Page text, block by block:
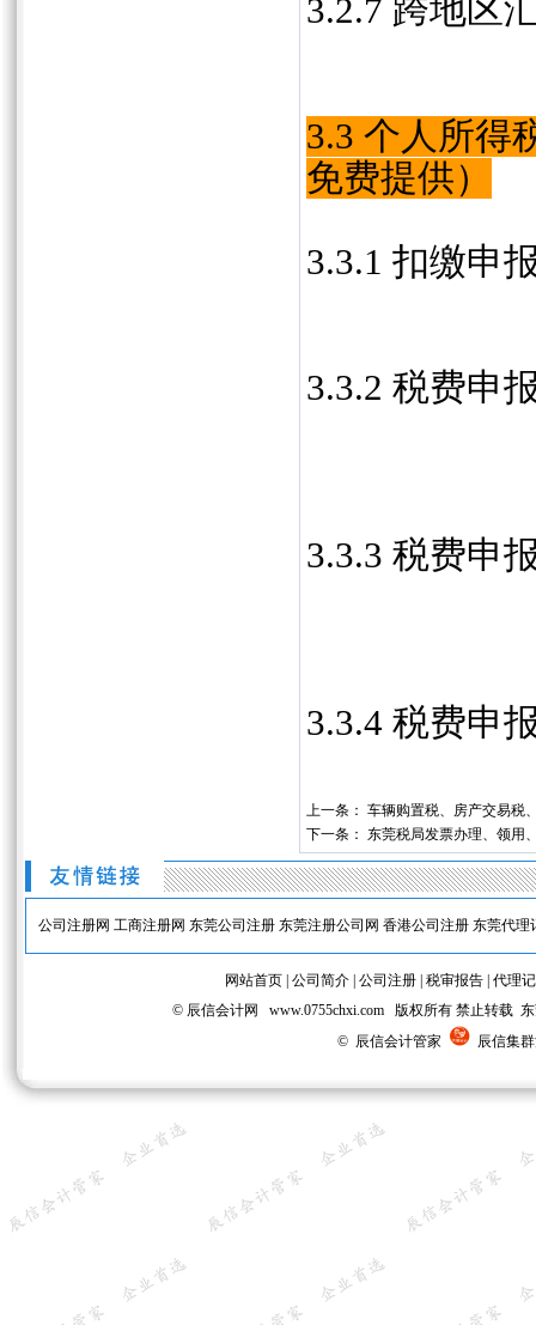
3.2.7 跨地区
3.3 个人所得
免费提供）
3.3.1 扣缴申
3.3.2 税费申
3.3.3 税费申
3.3.4 税费申
上一条： 车辆购置税、房产交易税
下一条： 东莞税局发票办理、领用
公司注册网 工商注册网 东莞公司注册 东莞注册公司网 香港公司注册 东莞代理
网站首页 公司简介 公司注册 税审报告 代理
© 辰信会计网 www.0755chxi.com 版权所有 禁止转载
© 辰信会计管家
辰信集